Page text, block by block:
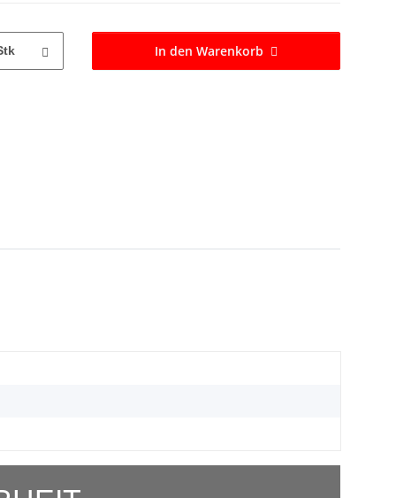
In den Warenkorb